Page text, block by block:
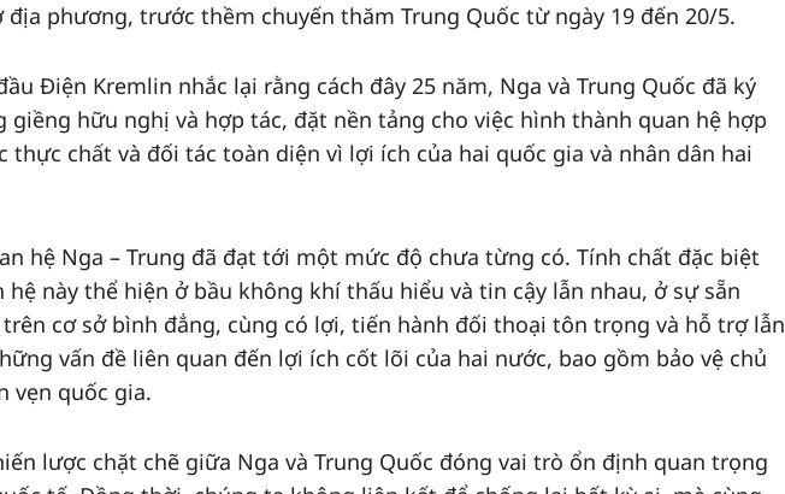
địa phương, trước thềm chuyến thăm Trung Quốc từ ngày 19 đến 20/5.
Điện Kremlin nhắc lại rằng cách đây 25 năm, Nga và Trung Quốc đã ký
giềng hữu nghị và hợp tác, đặt nền tảng cho việc hình thành quan hệ hợp
thực chất và đối tác toàn diện vì lợi ích của hai quốc gia và nhân dân hai
hệ Nga – Trung đã đạt tới một mức độ chưa từng có. Tính chất đặc biệt
hệ này thể hiện ở bầu không khí thấu hiểu và tin cậy lẫn nhau, ở sự sẵn
cơ sở bình đẳng, cùng có lợi, tiến hành đối thoại tôn trọng và hỗ trợ lẫn
vấn đề liên quan đến lợi ích cốt lõi của hai nước, bao gồm bảo vệ chủ
vẹn quốc gia.
lược chặt chẽ giữa Nga và Trung Quốc đóng vai trò ổn định quan trọng